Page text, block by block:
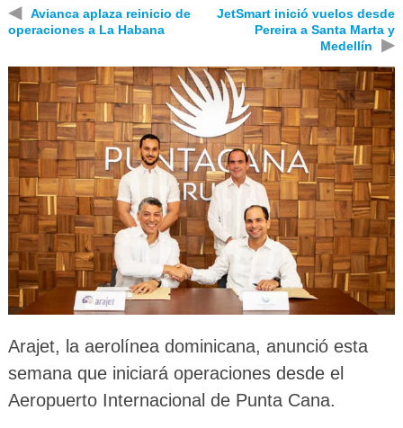
◀
Avianca aplaza reinicio de
operaciones a La Habana
JetSmart inició vuelos desde
Pereira a Santa Marta y
Medellín
▶
Arajet, la aerolínea dominicana, anunció esta
semana que iniciará operaciones desde el
Aeropuerto Internacional de Punta Cana.